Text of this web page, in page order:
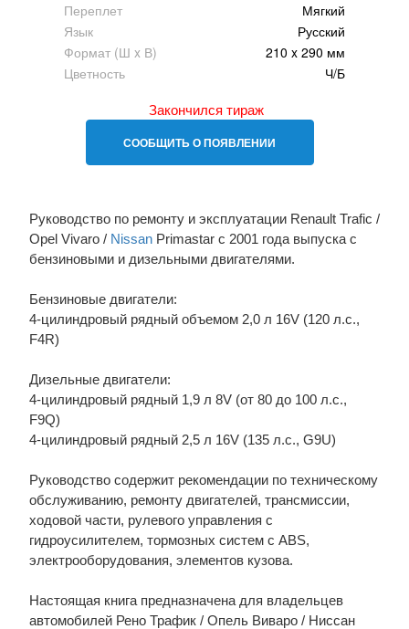
Переплет
Мягкий
Язык
Русский
Формат (Ш x В)
210 x 290 мм
Цветность
Ч/Б
Закончился тираж
СООБЩИТЬ О ПОЯВЛЕНИИ
Руководство по ремонту и эксплуатации Renault Trafic /
Opel Vivaro / NissanPrimastar с 2001 года выпуска с
бензиновыми и дизельными двигателями.
Бензиновые двигатели:
4-цилиндровый рядный объемом 2,0 л 16V (120 л.с.,
F4R)
Дизельные двигатели:
4-цилиндровый рядный 1,9 л 8V (от 80 до 100 л.с.,
F9Q)
4-цилиндровый рядный 2,5 л 16V (135 л.с., G9U)
Руководство содержит рекомендации по техническому
обслуживанию, ремонту двигателей, трансмиссии,
ходовой части, рулевого управления с
гидроусилителем, тормозных систем с ABS,
электрооборудования, элементов кузова.
Настоящая книга предназначена для владельцев
автомобилей Рено Трафик / Опель Виваро / Ниссан